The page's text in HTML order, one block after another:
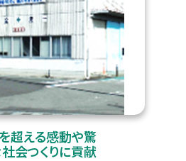
超える感動や驚
会つくりに貢献